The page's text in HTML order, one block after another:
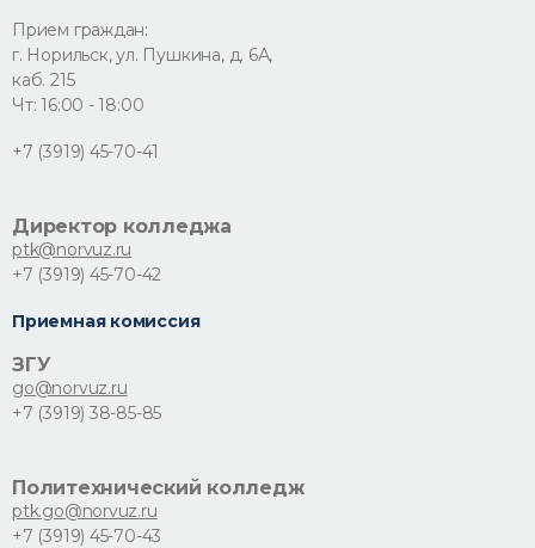
Прием граждан:
г. Норильск, ул. Пушкина, д. 6А,
каб. 215
Чт: 16:00 - 18:00
+7 (3919) 45-70-41
Директор колледжа
ptk@norvuz.ru
+7 (3919) 45-70-42
Приемная комиссия
ЗГУ
go@norvuz.ru
+7 (3919) 38-85-85
Политехнический колледж
ptk.go@norvuz.ru
+7 (3919) 45-70-43